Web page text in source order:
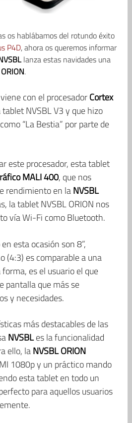
os hablábamos del rotundo éxito
P4D, ahora os queremos informar
lanza estas navidades una
.
con el procesadorCortex
NVSBL V3 y que hizo
“La Bestia” por parte de
este procesador, esta tablet
MALI 400, que nos
rendimiento en laNVSBL
la tablet NVSBL ORION nos
vía Wi-Fi como Bluetooth.
esta ocasión son 8”,
(4:3) es comparable a una
es el usuario el que
pantalla que más se
y necesidades.
más destacables de las
NVSBLes la funcionalidad
ello, laNVSBL ORION
1080p y un práctico mando
esta tablet en todo un
para aquellos usuarios